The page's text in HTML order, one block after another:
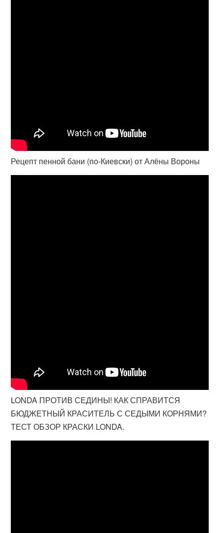
Рецепт пенной бани (по-Киевски) от Алёны Вороны
LONDA ПРОТИВ СЕДИНЫ! КАК СПРАВИТСЯ
БЮДЖЕТНЫЙ КРАСИТЕЛЬ С СЕДЫМИ КОРНЯМИ?
ТЕСТ ОБЗОР КРАСКИ LONDA.